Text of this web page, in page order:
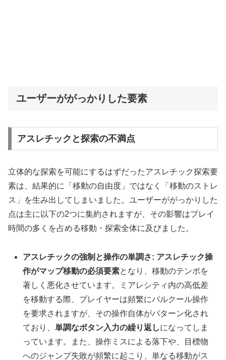
ユーザーががっかりした要素
アスレチックと探索の不満点
立体的な探索を可能にするはずだったアスレチック探索要
素は、結果的に「移動の自由度」ではなく「移動のストレ
ス」を生み出してしまいました。ユーザーががっかりした
点は主に以下の2つに集約されますが、その影響はプレイ
時間の多くを占める移動・探索全体に及びました。
アスレチックの強制と操作の単調さ: アスレチック操
作がマップ移動の必須要素となり、移動のテンポを
著しく悪化させています。ミアレシティ内の高低差
を移動する際、プレイヤーは頻繁にパルクール操作
を要求されますが、その操作自体がパターン化され
ており、単調なボタン入力の繰り返しになってしま
っています。また、操作ミスによる落下や、目標物
へのジャンプ失敗が頻繁に起こり、単なる移動がス